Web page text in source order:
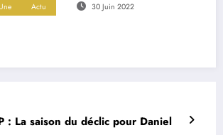
Actu 30 Juin 2022
: La saison du déclic pour Daniel